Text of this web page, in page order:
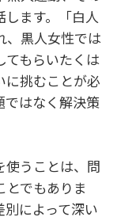
ます。「白人
、黒人女性では
てもらいたくは
に挑むことが必
はなく解決策
使うことは、問
でもありま
によって深い